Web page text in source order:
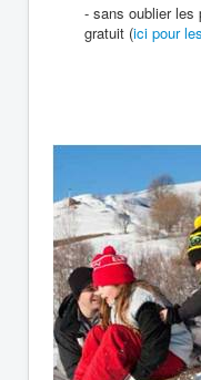
- sans oublier les
gratuit (ici pour